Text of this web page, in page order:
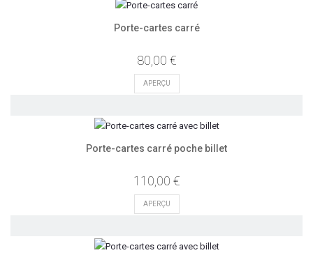
Porte-cartes carré
80,00 €
APERÇU
Porte-cartes carré poche billet
110,00 €
APERÇU